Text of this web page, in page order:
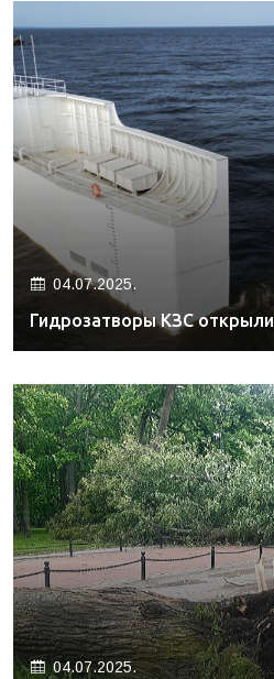
04.07.2025.
Гидрозатворы КЗС открыли
04.07.2025.